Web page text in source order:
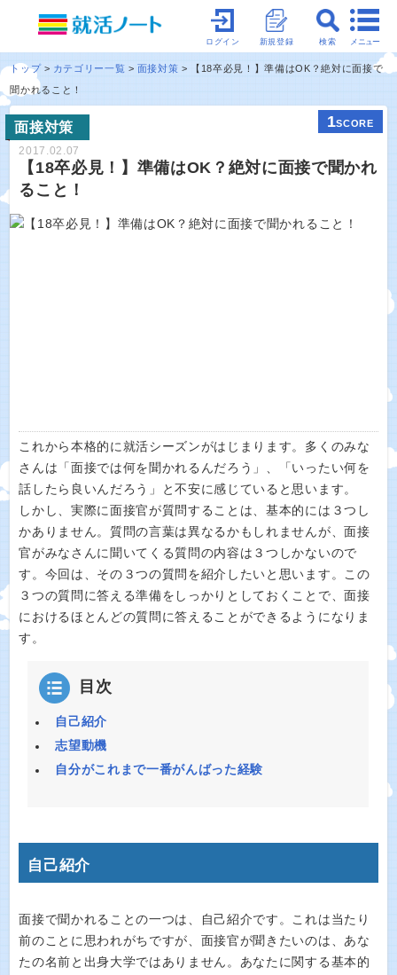
メニュー
検索
新規登録
ログイン
トップ カテゴリー一覧 面接対策
【18卒必見！】準備はOK？絶対に面接で
聞かれること！
面接対策 1SCORE
2017.02.07
【18卒必見！】準備はOK？絶対に面接で聞かれ
ること！
これから本格的に就活シーズンがはじまります。多くのみな
さんは「面接では何を聞かれるんだろう」、「いったい何を
話したら良いんだろう」と不安に感じていると思います。
しかし、実際に面接官が質問することは、基本的には３つし
かありません。質問の言葉は異なるかもしれませんが、面接
官がみなさんに聞いてくる質問の内容は３つしかないので
す。今回は、その３つの質問を紹介したいと思います。この
３つの質問に答える準備をしっかりとしておくことで、面接
におけるほとんどの質問に答えることができるようになりま
す。
目次
自己紹介
志望動機
自分がこれまで一番がんばった経験
自己紹介
面接で聞かれることの一つは、自己紹介です。これは当たり
前のことに思われがちですが、面接官が聞きたいのは、あな
たの名前と出身大学ではありません。あなたに関する基本的